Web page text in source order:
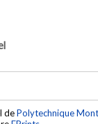
dePolytechnique